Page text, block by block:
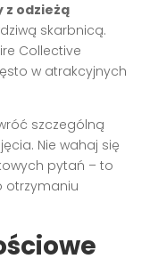
odzieżą
skarbnicą.
Collective
w atrakcyjnych
szczególną
Nie wahaj się
pytań – to
otrzymaniu